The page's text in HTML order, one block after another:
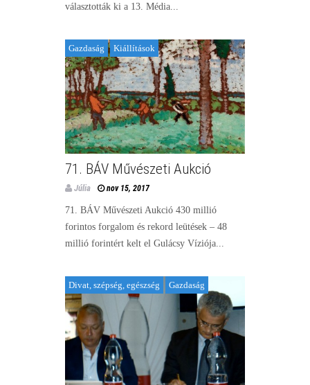
választották ki a 13. Média...
Gazdaság Kiállítások
71. BÁV Művészeti Aukció
Júlia nov 15, 2017
71. BÁV Művészeti Aukció 430 millió
forintos forgalom és rekord leütések – 48
millió forintért kelt el Gulácsy Víziója...
Divat, szépség, egészség Gazdaság